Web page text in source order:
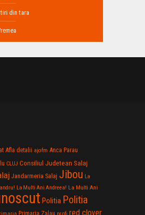
din tara
Afla detalii ajofm Anca Parau
CLUJ Consiliul Judetean Salaj
Jandarmeria Salaj Jibou La
La Multi Ani Andreea! La Multi Ani
Politia Politia
Primaria Zalau profi red clover